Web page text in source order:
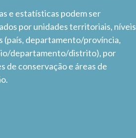
e estatísticas podem ser
por unidades territoriais, níveis
(país, departamento/província,
departamento/distrito), por
de conservação e áreas de